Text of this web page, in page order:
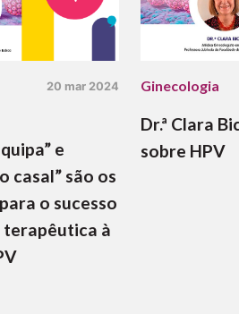
20 mar 2024
e
casal” são os
o sucesso
terapêutica à
Ginecologia
Dr.ª Clara
sobre HPV